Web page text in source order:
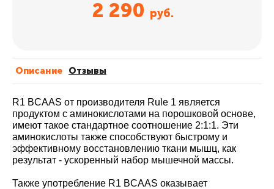
2 290 руб.
Описание Отзывы
R1 BCAAS от производителя Rule 1 является
продуктом с аминокислотами на порошковой основе,
имеют такое стандартное соотношение 2:1:1. Эти
аминокислоты также способствуют быстрому и
эффективному восстановлению ткани мышц, как
результат - ускоренный набор мышечной массы.
Также употребление R1 BCAAS оказывает